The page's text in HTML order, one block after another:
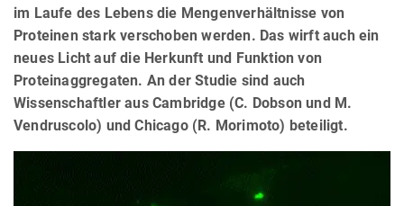
im Laufe des Lebens die Mengenverhältnisse von
Proteinen stark verschoben werden. Das wirft auch ein
neues Licht auf die Herkunft und Funktion von
Proteinaggregaten. An der Studie sind auch
Wissenschaftler aus Cambridge (C. Dobson und M.
Vendruscolo) und Chicago (R. Morimoto) beteiligt.